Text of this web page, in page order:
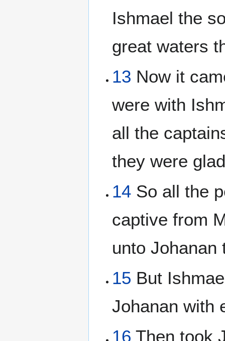
Ishmael the
great waters
13 Now it
were with
all the
they were
14 So all the
captive from
unto Johanan
15 But
Johanan with
16 Then took